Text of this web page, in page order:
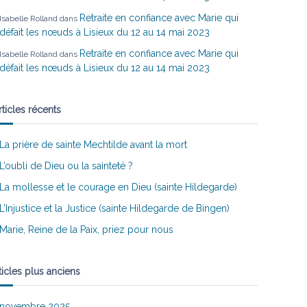
Isabelle Rolland dans Retraite en confiance avec Marie qui
défait les nœuds à Lisieux du 12 au 14 mai 2023
Isabelle Rolland dans Retraite en confiance avec Marie qui
défait les nœuds à Lisieux du 12 au 14 mai 2023
récents
La prière de sainte Mechtilde avant la mort
L’oubli de Dieu ou la sainteté ?
La mollesse et le courage en Dieu (sainte Hildegarde)
L’Injustice et la Justice (sainte Hildegarde de Bingen)
Marie, Reine de la Paix, priez pour nous
plus anciens